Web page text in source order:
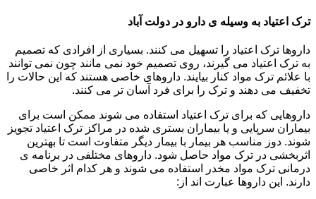
ترک اعتیاد به وسیله ی دارو در دولت آباد
داروها ترک اعتیاد را تسهیل می کنند. بسیاری از افرادی که تصمیم
به ترک اعتیاد می گیرند، روی تصمیم خود نمی مانند چون نمی توانند
با علائم ترک مواد کنار بیایند. داروهای خاصی هستند که این حالات را
تخفیف می دهند و ترک را برای فرد آسان تر می کنند.
داروهایی که برای ترک اعتیاد استفاده می شوند ممکن است برای
بیماران سرپایی و یا بیماران بستری شده در مراکز ترک اعتیاد تجویز
شوند. دوز مناسب هر بیمار با بیمار دیگر متفاوت است تا بهترین
اثربخشی در ترک مواد حاصل شود. داروهای مختلفی در برنامه ی
درمانی ترک مواد مخدر استفاده می شوند و هر کدام اثر خاصی
دارند. این داروها عبارت اند از: